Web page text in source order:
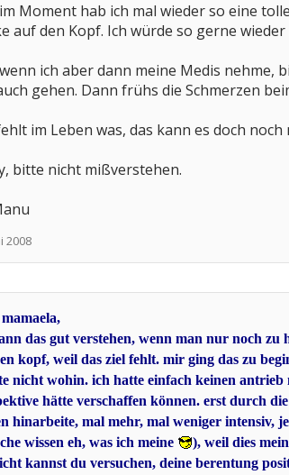
Moment hab ich mal wieder so eine
auf den Kopf. Ich würde so gerne
ich aber dann meine Medis nehme,
gehen. Dann frühs die Schmerzen
im Leben was, das kann es doch
bitte nicht mißverstehen.
2008
das gut verstehen, wenn man nur noch zu
kopf, weil das ziel fehlt. mir ging das zu
nicht wohin. ich hatte einfach keinen
hätte verschaffen können. erst durch
hinarbeite, mal mehr, mal weniger intensiv,
wissen eh, was ich meine
), weil dies
kannst du versuchen, deine berentung